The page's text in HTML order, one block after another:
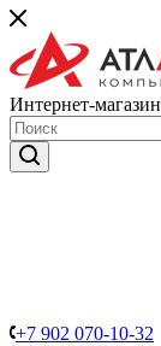
Интернет-магазин
+7 902 070-10-32